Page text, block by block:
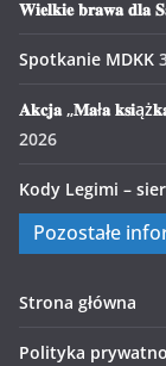
𝐖𝐢𝐞𝐥𝐤𝐢𝐞 𝐛𝐫𝐚𝐰𝐚 𝐝𝐥𝐚
Spotkanie MDKK
𝐀𝐤𝐜𝐣𝐚 „𝐌𝐚ł𝐚
2026
Kody Legimi –
Pozostałe
Strona główna
Polityka